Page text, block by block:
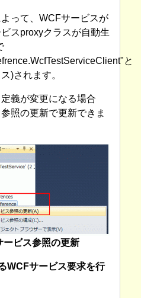
って、WCFサービスが
スproxyクラスが自動生
と
)されます。
義が変更になる場合
照の更新で更新できま
ービス参照の更新
WCFサービス要求を行